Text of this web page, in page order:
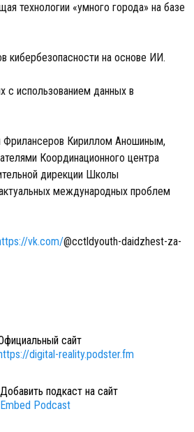
технологии «умного города» на базе
кибербезопасности на основе ИИ.
с использованием данных в
Фрилансеров Кириллом Аношиным,
Координационного центра
дирекции Школы
международных проблем
vk.com/@cctldyouth-daidzhest-za-
сайт
digital-reality.podster.fm
Добавить подкаст на сайт
Embed Podcast